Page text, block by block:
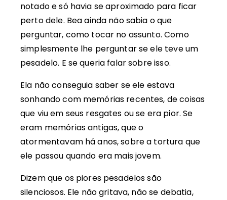
notado e só havia se aproximado para ficar
perto dele. Bea ainda não sabia o que
perguntar, como tocar no assunto. Como
simplesmente lhe perguntar se ele teve um
pesadelo. E se queria falar sobre isso.
Ela não conseguia saber se ele estava
sonhando com memórias recentes, de coisas
que viu em seus resgates ou se era pior. Se
eram memórias antigas, que o
atormentavam há anos, sobre a tortura que
ele passou quando era mais jovem.
Dizem que os piores pesadelos são
silenciosos. Ele não gritava, não se debatia,